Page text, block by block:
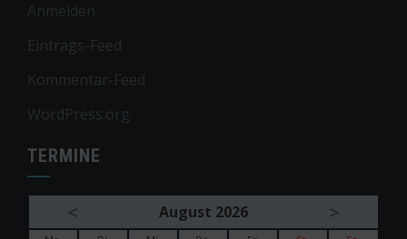
Anmelden
Eintrags-Feed
Kommentar-Feed
WordPress.org
TERMINE
< August 2026 >